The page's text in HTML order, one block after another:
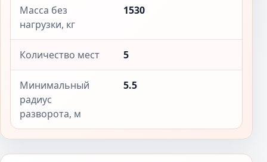
Масса без
нагрузки, кг
1530
Количество мест 5
Минимальный
радиус
разворота, м
5.5